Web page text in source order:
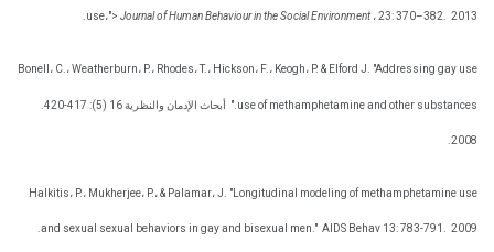
use،"> Journal of Human Behaviour in the Social Environment، 23: 370–382. 2013.
Bonell، C.، Weatherburn، P.، Rhodes، T.، Hickson، F.، Keogh، P. & Elford J. "Addressing gay use
use of methamphetamine and other substances." أبحاث الإدمان والنظرية 16 (5): 417-420.
2008.
Halkitis، P.، Mukherjee، P.، & Palamar، J. "Longitudinal modeling of methamphetamine use
and sexual sexual behaviors in gay and bisexual men." AIDS Behav 13: 783-791. 2009.